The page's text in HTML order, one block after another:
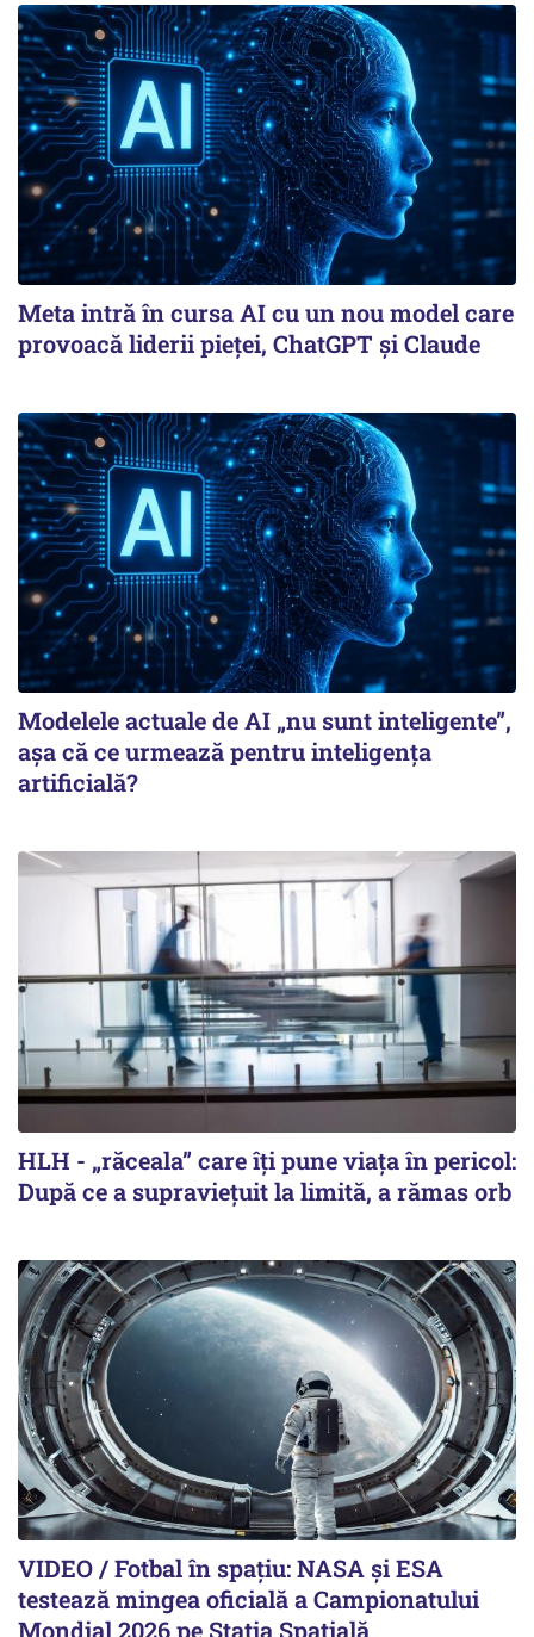
Meta intră în cursa AI cu un nou model care
provoacă liderii pieței, ChatGPT și Claude
Modelele actuale de AI „nu sunt inteligente”,
așa că ce urmează pentru inteligența
artificială?
HLH - „răceala” care îți pune viața în pericol:
După ce a supraviețuit la limită, a rămas orb
VIDEO / Fotbal în spațiu: NASA și ESA
testează mingea oficială a Campionatului
Mondial 2026 pe Staţia Spaţială